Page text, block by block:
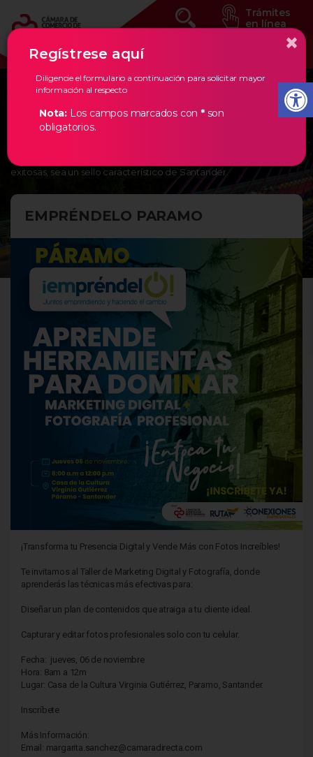
Trámites
en línea
Eventos Estratégicos
En la Cámara de Comercio de Bucaramanga, creemos en los
herramientas necesarias para que la creación de empresas
exitosas, sea un sello característico de Santander.
EMPRÉNDELO PARAMO
¡Transforma tu Presencia Digital y Vende Más con Fotos Increíbles!
Te invitamos al Taller de Marketing Digital y Fotografía, donde
aprenderás las técnicas más efectivas para:
Diseñar un plan de contenidos que atraiga a tu cliente ideal.
Capturar y editar fotos profesionales solo con tu celular.
Fecha: jueves, 06 de noviembre
Hora: 8am a 12m
Lugar: Casa de la Cultura Virginia Gutiérrez, Paramo, Santander.
Inscríbete
Más Información:
Email: margarita.sanchez@camaradirecta.com
×
Regístrese aquí
Diligencie el formulario a continuación para solicitar mayor
información al respecto
Nota: Los campos marcados con *son
obligatorios.